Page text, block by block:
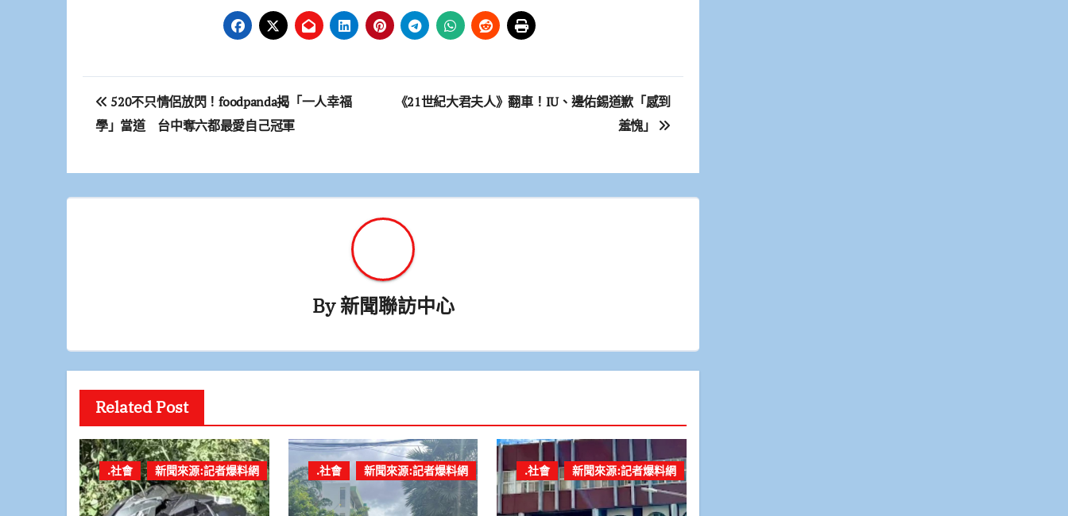
文
章
覽
520不只情侶放閃！foodpanda揭「一人幸福
學」當道 台中奪六都最愛自己冠軍
《21世紀大君夫人》翻車！IU、邊佑錫道歉「感到
羞愧」
By新聞聯訪中心
Related Post
.社會 新聞來源:記者爆料網 .社會 新聞來源:記者爆料網 .社會 新聞來源:記者爆料網